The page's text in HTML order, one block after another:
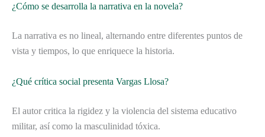
¿Cómo se desarrolla la narrativa en la novela?
La narrativa es no lineal, alternando entre diferentes puntos de
vista y tiempos, lo que enriquece la historia.
¿Qué crítica social presenta Vargas Llosa?
El autor critica la rigidez y la violencia del sistema educativo
militar, así como la masculinidad tóxica.